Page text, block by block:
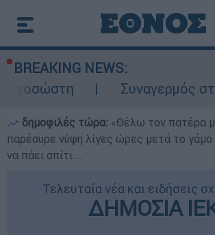
BREAKING NEWS:
Συναγερμός στην Κάρπαθο:
δημοφιλές τώρα: «Θέλω τον πατέρα
παρέσυρε νύφη λίγες ώρες μετά το γάμο
να πάει σπίτι...
Τελευταία νέα και ειδήσεις
ΔΗΜΟΣΙΑ